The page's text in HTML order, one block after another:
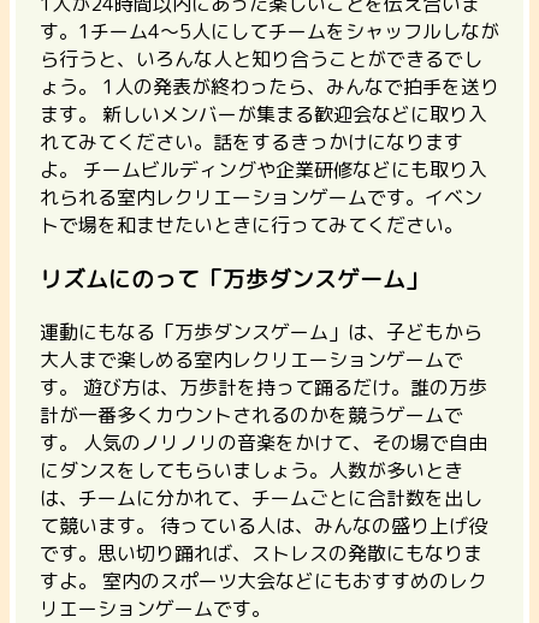
す。1チーム4〜5人にしてチームをシャッフルしなが
ら行うと、いろんな人と知り合うことができるでし
ょう。 1人の発表が終わったら、みんなで拍手を送り
ます。 新しいメンバーが集まる歓迎会などに取り入
れてみてください。話をするきっかけになります
よ。 チームビルディングや企業研修などにも取り入
れられる室内レクリエーションゲームです。イベン
トで場を和ませたいときに行ってみてください。
リズムにのって「万歩ダンスゲーム」
運動にもなる「万歩ダンスゲーム」は、 子どもから
大人まで楽しめる室内レクリエーションゲームで
す。
遊び方は、万歩計を持って踊るだけ。誰の万歩
計が一番多くカウントされるのかを競うゲームで
す。 人気のノリノリの音楽をかけて、その場で自由
にダンスをしてもらいましょう。人数が多いとき
は、チームに分かれて、チームごとに合計数を出し
て競います。 待っている人は、みんなの盛り上げ役
です。思い切り踊れば、ストレスの発散にもなりま
すよ。 室内のスポーツ大会などにもおすすめのレク
リエーションゲームです。